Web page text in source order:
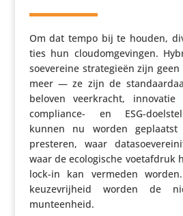
Om dat tempo bij te houden,
ties hun cloudom­ge­vingen.
soeve­reine stra­te­gieën zijn
meer — ze zijn de
beloven veer­kracht,
compli­ance- en ESG-
kunnen nu worden
presteren, waar
waar de ecolo­gi­sche voet­af­druk
lock-in kan vermeden
keuze­vrij­heid worden de
munteenheid.